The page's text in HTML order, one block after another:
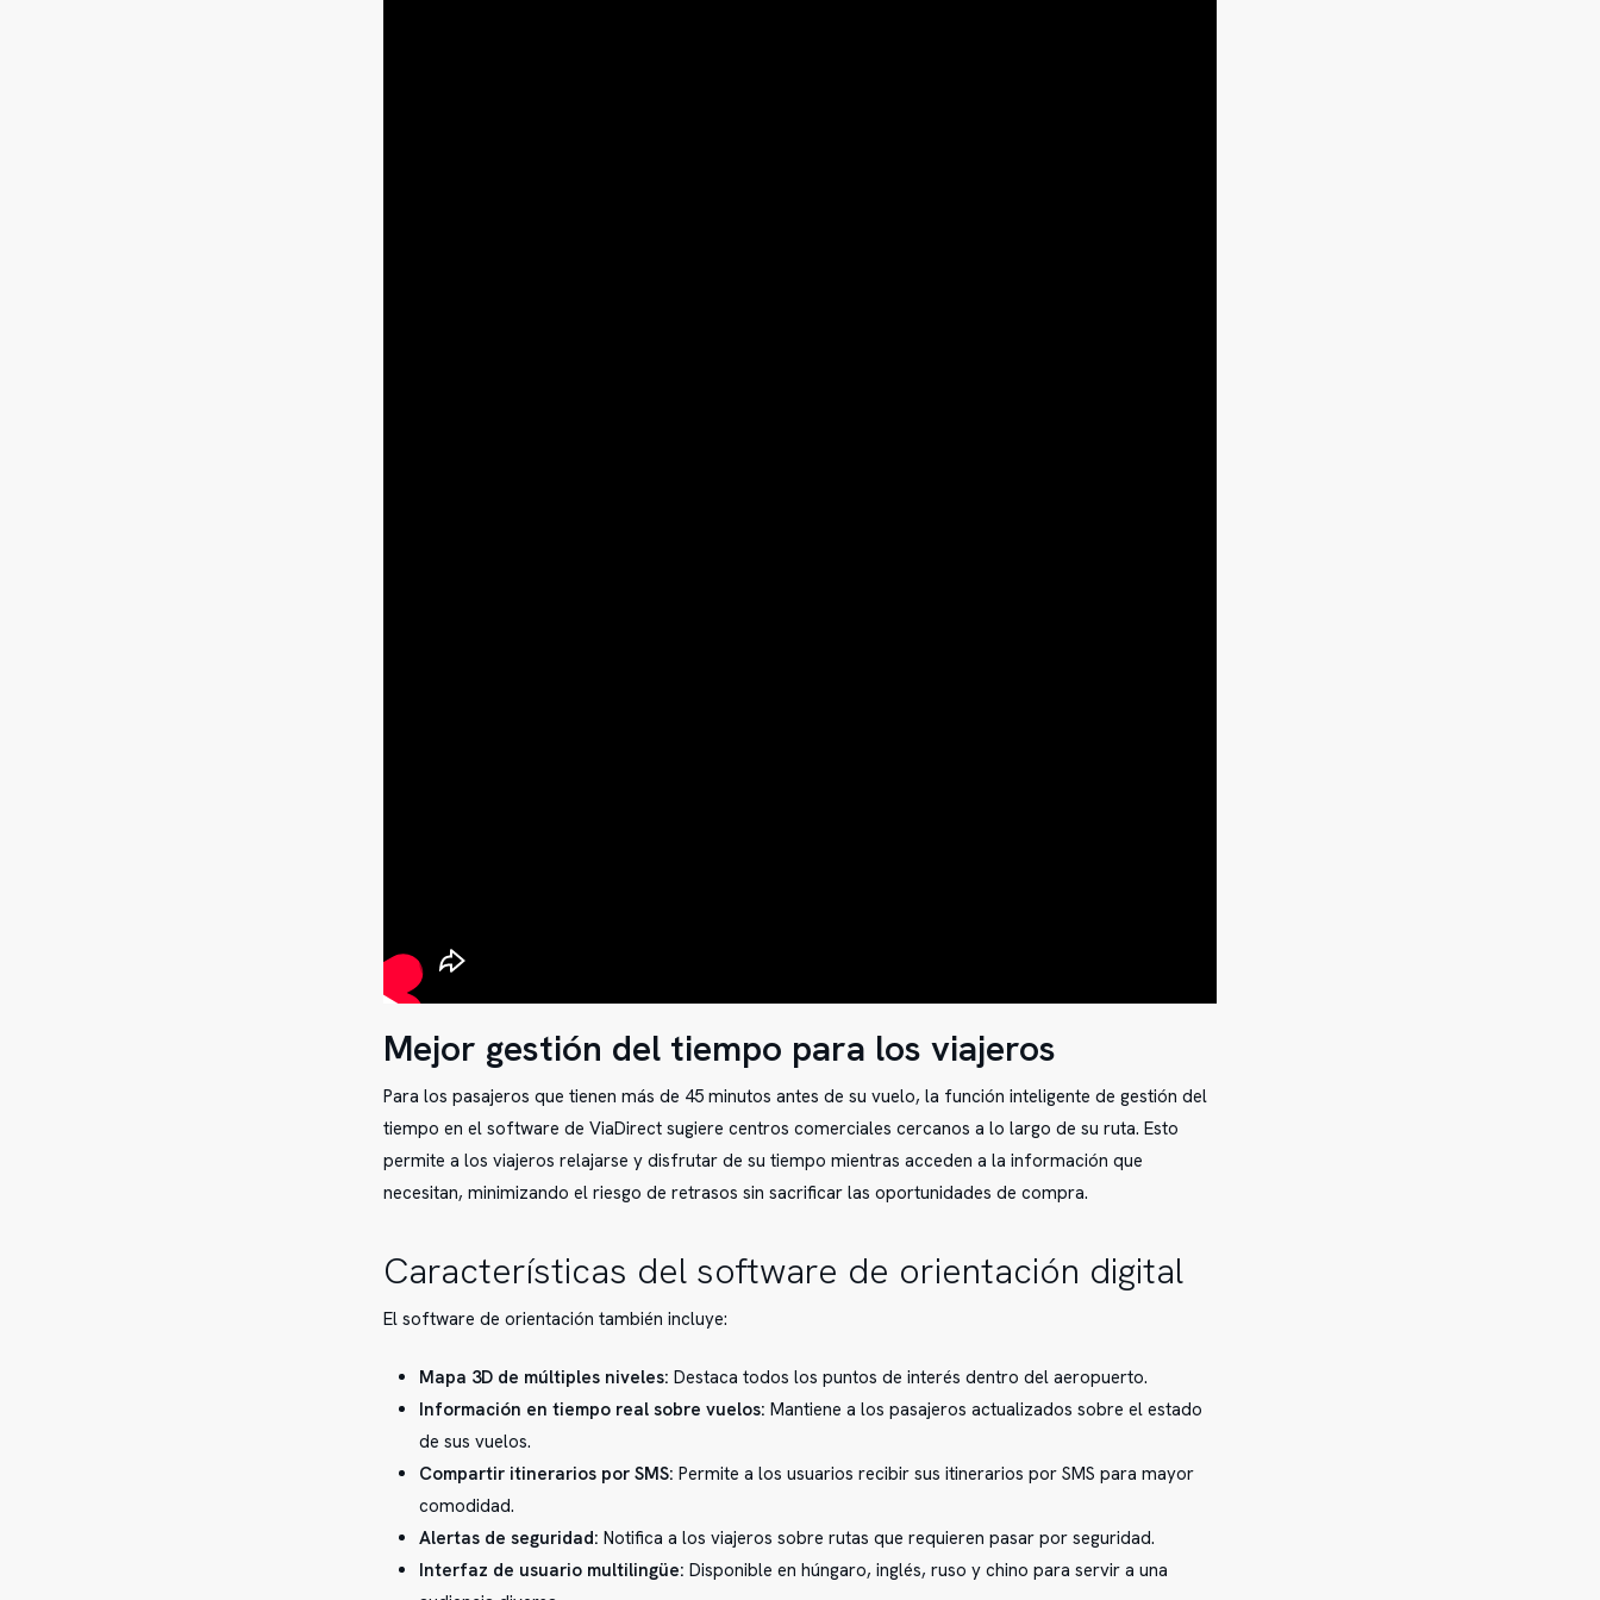
Mejor gestión del tiempo para los viajeros
Para los pasajeros que tienen más de 45 minutos antes de su vuelo, la función inteligente de gestión del
tiempo en el software de ViaDirect sugiere centros comerciales cercanos a lo largo de su ruta. Esto
permite a los viajeros relajarse y disfrutar de su tiempo mientras acceden a la información que
necesitan, minimizando el riesgo de retrasos sin sacrificar las oportunidades de compra.
Características del software de orientación digital
El software de orientación también incluye:
Mapa 3D de múltiples niveles: Destaca todos los puntos de interés dentro del aeropuerto.
Información en tiempo real sobre vuelos: Mantiene a los pasajeros actualizados sobre el estado
de sus vuelos.
Compartir itinerarios por SMS: Permite a los usuarios recibir sus itinerarios por SMS para mayor
comodidad.
Alertas de seguridad: Notifica a los viajeros sobre rutas que requieren pasar por seguridad.
Interfaz de usuario multilingüe: Disponible en húngaro, inglés, ruso y chino para servir a una